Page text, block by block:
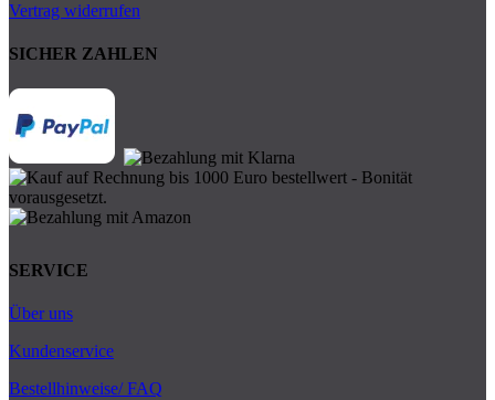
Vertrag widerrufen
SICHER ZAHLEN
SERVICE
Über uns
Kundenservice
Bestellhinweise/ FAQ